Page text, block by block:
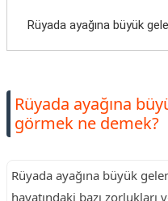
Rüyada ayağına büyük
Rüyada ayağına
görmek ne demek?
Rüyada ayağına büyük
hayatındaki bazı zorlukları